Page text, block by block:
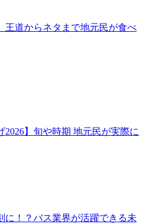
王道からネタまで地元民が食べ
2026】旬や時期 地元民が実際に
に！？バス業界が活躍できる未